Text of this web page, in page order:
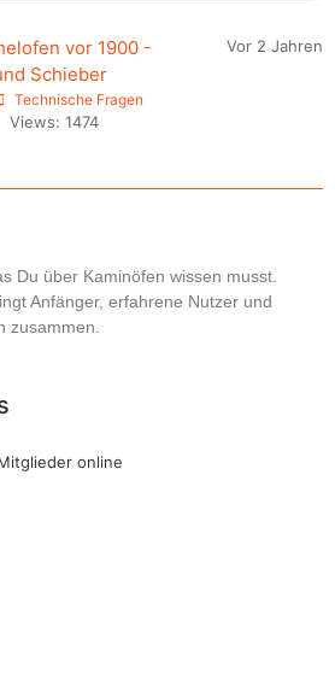
vor 1900 -
Schieber
Vor 2 Jahren
Technische Fragen
Views: 1474
Du über Kaminöfen wissen musst.
Anfänger, erfahrene Nutzer und
zusammen.
online